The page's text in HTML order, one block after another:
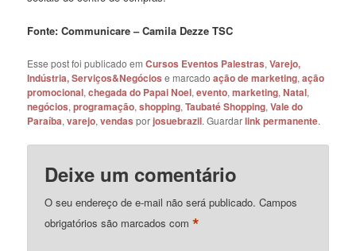
Fonte: Communicare – Camila Dezze TSC
Esse post foi publicado emCursos Eventos Palestras,Varejo,
Indústria, Serviços&Negócios e marcadoação de marketing,ação
promocional,chegada do Papai Noel,evento,marketing,Natal,
negócios,programação,shopping,Taubaté Shopping,Vale do
Paraíba,varejo,vendas porjosuebrazil. Guardarlink permanente.
Deixe um comentário
O seu endereço de e-mail não será publicado. Campos
obrigatórios são marcados com*